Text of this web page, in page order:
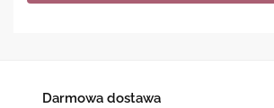
Darmowa dostawa